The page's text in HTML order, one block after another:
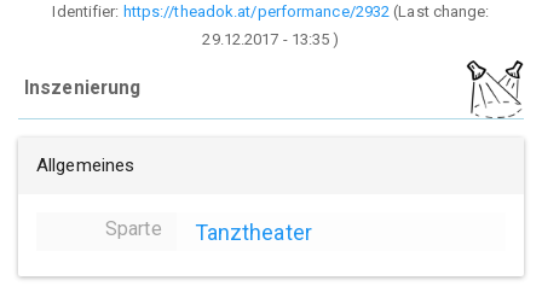
Identifier: https://theadok.at/performance/2932 (Last change:
29.12.2017 - 13:35 )
Inszenierung
Allgemeines
Sparte Tanztheater